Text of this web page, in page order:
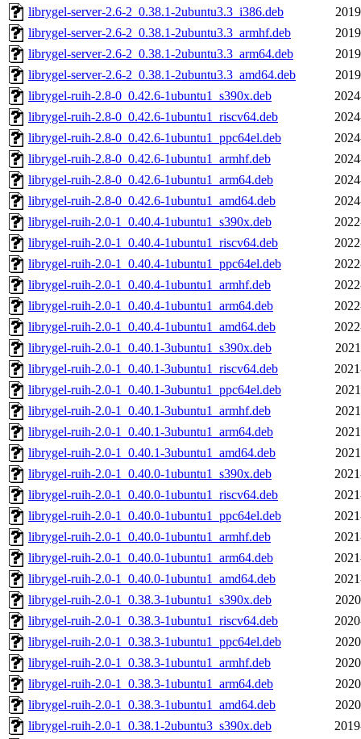
librygel-server-2.6-2_0.38.1-2ubuntu3.3_i386.deb
librygel-server-2.6-2_0.38.1-2ubuntu3.3_armhf.deb
librygel-server-2.6-2_0.38.1-2ubuntu3.3_arm64.deb
librygel-server-2.6-2_0.38.1-2ubuntu3.3_amd64.deb
librygel-ruih-2.8-0_0.42.6-1ubuntu1_s390x.deb
librygel-ruih-2.8-0_0.42.6-1ubuntu1_riscv64.deb
librygel-ruih-2.8-0_0.42.6-1ubuntu1_ppc64el.deb
librygel-ruih-2.8-0_0.42.6-1ubuntu1_armhf.deb
librygel-ruih-2.8-0_0.42.6-1ubuntu1_arm64.deb
librygel-ruih-2.8-0_0.42.6-1ubuntu1_amd64.deb
librygel-ruih-2.0-1_0.40.4-1ubuntu1_s390x.deb
librygel-ruih-2.0-1_0.40.4-1ubuntu1_riscv64.deb
librygel-ruih-2.0-1_0.40.4-1ubuntu1_ppc64el.deb
librygel-ruih-2.0-1_0.40.4-1ubuntu1_armhf.deb
librygel-ruih-2.0-1_0.40.4-1ubuntu1_arm64.deb
librygel-ruih-2.0-1_0.40.4-1ubuntu1_amd64.deb
librygel-ruih-2.0-1_0.40.1-3ubuntu1_s390x.deb
librygel-ruih-2.0-1_0.40.1-3ubuntu1_riscv64.deb
librygel-ruih-2.0-1_0.40.1-3ubuntu1_ppc64el.deb
librygel-ruih-2.0-1_0.40.1-3ubuntu1_armhf.deb
librygel-ruih-2.0-1_0.40.1-3ubuntu1_arm64.deb
librygel-ruih-2.0-1_0.40.1-3ubuntu1_amd64.deb
librygel-ruih-2.0-1_0.40.0-1ubuntu1_s390x.deb
librygel-ruih-2.0-1_0.40.0-1ubuntu1_riscv64.deb
librygel-ruih-2.0-1_0.40.0-1ubuntu1_ppc64el.deb
librygel-ruih-2.0-1_0.40.0-1ubuntu1_armhf.deb
librygel-ruih-2.0-1_0.40.0-1ubuntu1_arm64.deb
librygel-ruih-2.0-1_0.40.0-1ubuntu1_amd64.deb
librygel-ruih-2.0-1_0.38.3-1ubuntu1_s390x.deb
librygel-ruih-2.0-1_0.38.3-1ubuntu1_riscv64.deb
librygel-ruih-2.0-1_0.38.3-1ubuntu1_ppc64el.deb
librygel-ruih-2.0-1_0.38.3-1ubuntu1_armhf.deb
librygel-ruih-2.0-1_0.38.3-1ubuntu1_arm64.deb
librygel-ruih-2.0-1_0.38.3-1ubuntu1_amd64.deb
librygel-ruih-2.0-1_0.38.1-2ubuntu3_s390x.deb